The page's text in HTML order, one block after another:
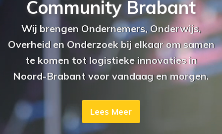
Community Brabant
Wij brengen Ondernemers, Onderwijs,
Overheid en Onderzoek bij elkaar om samen
te komen tot logistieke innovaties in
Noord-Brabant voor vandaag en morgen.
Lees Meer